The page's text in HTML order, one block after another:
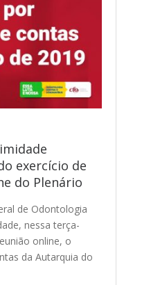
exercício de
do Plenário
de Odontologia
nessa terça-
online, o
da Autarquia do